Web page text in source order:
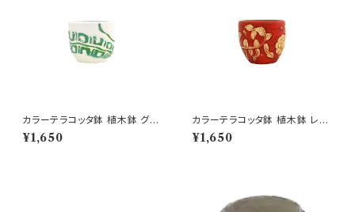
カラーテラコッタ鉢 植木鉢 グリ
¥1,650
カラーテラコッタ鉢 植木鉢 レッ
ドSSS 4号 おしゃれ
¥1,650